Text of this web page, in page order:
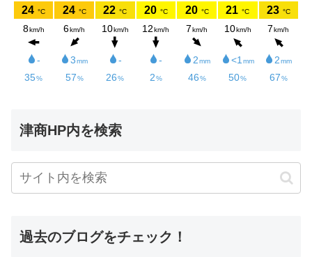
津商HP内を検索
過去のブログをチェック！